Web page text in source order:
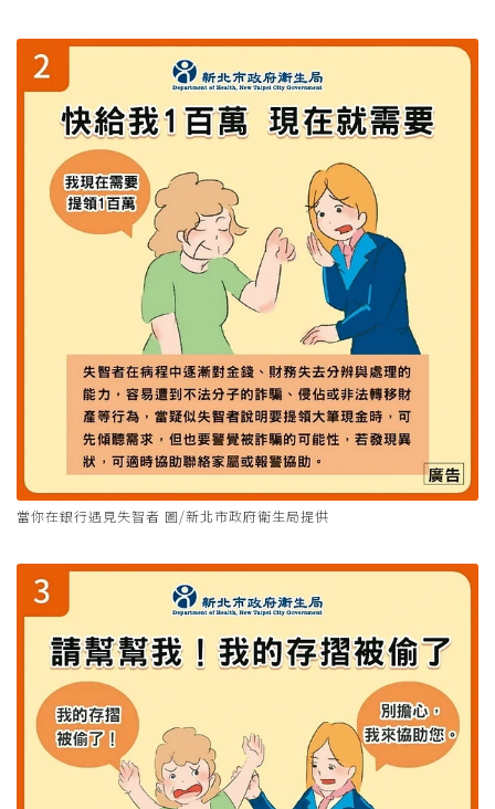
當你在銀行遇見失智者 圖/新北市政府衛生局提供